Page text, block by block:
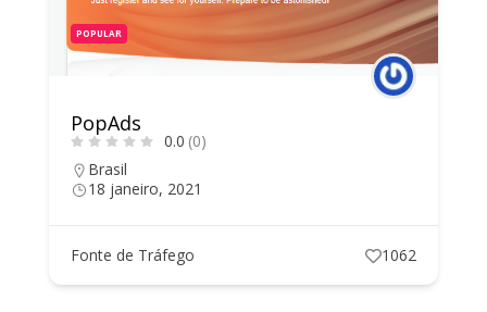
POPULAR
PopAds
0.0 (0)
Brasil
18 janeiro, 2021
Fonte de Tráfego 1062